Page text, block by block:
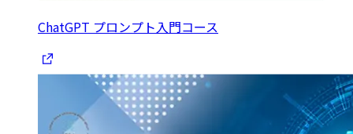
ChatGPT プロンプト入門コース